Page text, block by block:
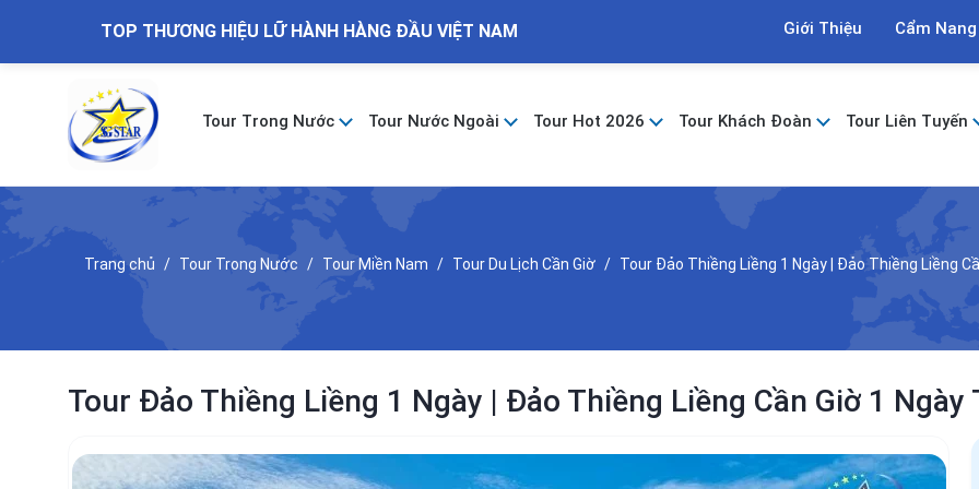
TOP THƯƠNG HIỆU LỮ HÀNH HÀNG ĐẦU VIỆT NAM Giới Thiệu Cẩm Nang
Tour Trong Nước Tour Nước Ngoài Tour Hot 2026 Tour Khách Đoàn Tour Liên Tuyến
Trang chủ Tour Trong Nước Tour Miền Nam Tour Du Lịch Cần Giờ Tour Đảo Thiềng Liềng 1 Ngày | Đảo Thiềng Liềng
Tour Đảo Thiềng Liềng 1 Ngày | Đảo Thiềng Liềng Cần Giờ 1